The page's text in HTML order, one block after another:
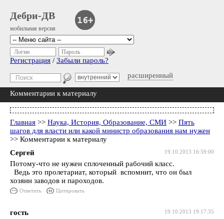
Дебри-ДВ
мобильная версия
расширенный
Логин Пароль
Регистрация / Забыли пароль?
Комментарии к материалу
Главная >> Наука, История, Образование, СМИ >> Пять
шагов для власти или какой министр образования нам нужен
>> Комментарии к материалу
19.10.2013 16:59:00
Сергей
Потому-что не нужен сплоченный рабочий класс.
Ведь это пролетариат, который вспомнит, что он был
хозяин заводов и пароходов.
Ответить Цитировать
19.10.2013 19:17:35
гость